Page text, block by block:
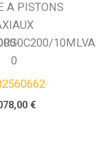
A PISTONS
0
€